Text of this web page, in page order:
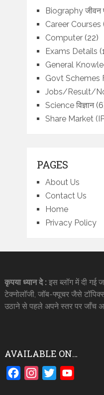
Biography जीवन
Career Courses
Computer(22)
Exams Details
General
Govt Schemes
Jobs/Result/
Science विज्ञान
Share Market
PAGES
About Us
Contact Us
Home
Privacy Policy
कृपया ध्यान दे : इस ब्लॉग में दी गई
टेक्नोलॉजी, जॉब-फ्यूचर जैसे
उठाने से पहले अपने स्तर पर जाँच
AVAILABLE ON…
FacebookInstagram
Twitter